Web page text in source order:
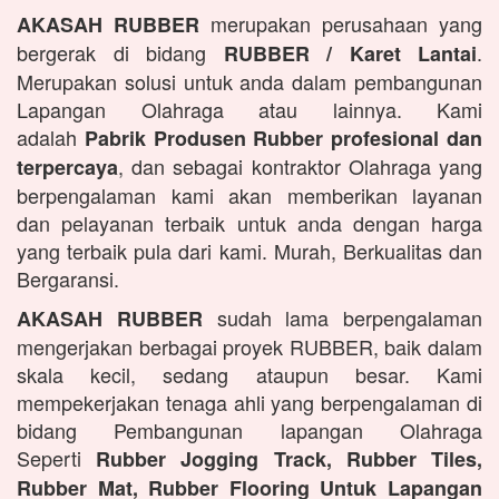
AKASAH RUBBER merupakan perusahaan yang
bergerak di bidang RUBBER / Karet Lantai.
Merupakan solusi untuk anda dalam pembangunan
Lapangan Olahraga atau lainnya. Kami
adalah Pabrik Produsen Rubber profesional dan
terpercaya, dan sebagai kontraktor Olahraga yang
berpengalaman kami akan memberikan layanan
dan pelayanan terbaik untuk anda dengan harga
yang terbaik pula dari kami. Murah, Berkualitas dan
Bergaransi.
AKASAH RUBBER sudah lama berpengalaman
mengerjakan berbagai proyek RUBBER, baik dalam
skala kecil, sedang ataupun besar. Kami
mempekerjakan tenaga ahli yang berpengalaman di
bidang Pembangunan lapangan Olahraga
Seperti Rubber Jogging Track, Rubber Tiles,
Rubber Mat, Rubber Flooring Untuk Lapangan